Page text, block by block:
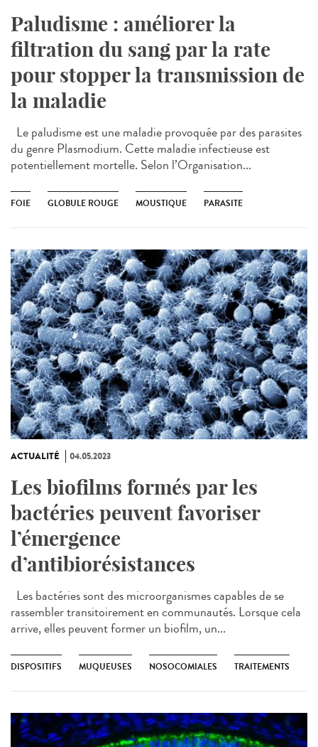
Paludisme : améliorer la
filtration du sang par la rate
pour stopper la transmission de
la maladie
Le paludisme est une maladie provoquée par des parasites
du genre Plasmodium. Cette maladie infectieuse est
potentiellement mortelle. Selon l’Organisation...
FOIE GLOBULE ROUGE MOUSTIQUE PARASITE
ACTUALITÉ 04.05.2023
Les biofilms formés par les
bactéries peuvent favoriser
l’émergence
d’antibiorésistances
Les bactéries sont des microorganismes capables de se
rassembler transitoirement en communautés. Lorsque cela
arrive, elles peuvent former un biofilm, un...
DISPOSITIFS MUQUEUSES NOSOCOMIALES TRAITEMENTS